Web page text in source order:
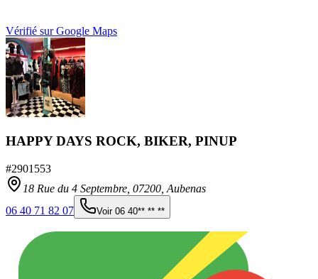
Vérifié sur Google Maps
HAPPY DAYS ROCK, BIKER, PINUP
#2901553
18 Rue du 4 Septembre, 07200 Aubenas
06 40 71 82 07
Voir 06 40** ** **